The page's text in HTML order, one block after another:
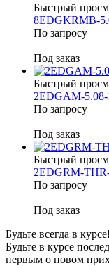
Быстрый
8EDGKRMB-
По запросу
Под заказ
Быстрый
2EDGAM-
По запросу
Под заказ
Быстрый
2EDGRM-
По запросу
Под заказ
Будьте всегда в курсе!
Будьте в курсе
первым о новом